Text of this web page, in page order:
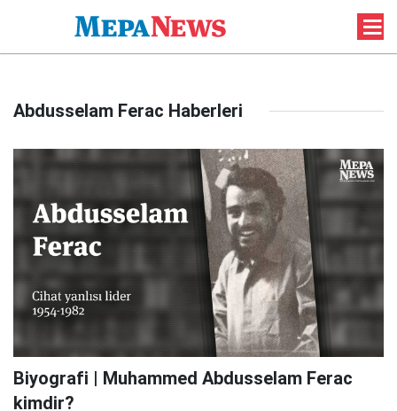
Abdusselam Ferac Haberleri
Biyografi | Muhammed Abdusselam Ferac
kimdir?